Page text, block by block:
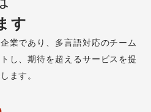
す
業であり、多言語対応のチーム
し、期待を超えるサービスを提
ます。